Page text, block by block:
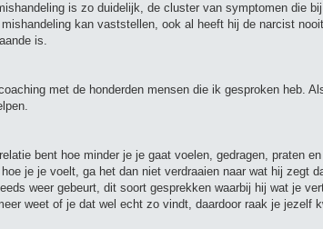
is zo duidelijk, de cluster van symptomen die
kan vaststellen, ook al heeft hij de narcist
is.
met de honderden mensen die ik gesproken heb.
bent hoe minder je je gaat voelen, gedragen, praten
je je voelt, ga het dan niet verdraaien naar wat hij zegt
weer gebeurt, dit soort gesprekken waarbij hij wat je
weet of je dat wel echt zo vindt, daardoor raak je jezelf